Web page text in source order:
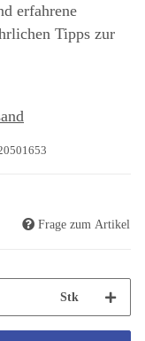
erfahrene
Tipps zur
Frage zum Artikel
Stk